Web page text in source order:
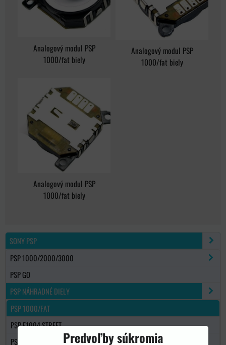
Analogový modul PSP
1000/fat biely
Analogový modul PSP
1000/fat biely
Analogový modul PSP
1000/fat biely
SONY PSP
PSP 1000/2000/3000
PSP GO
PSP NÁHRADNÉ DIELY
PSP 1000/FAT
PSP E1004 STREET
PSP 2000
Predvoľby súkromia